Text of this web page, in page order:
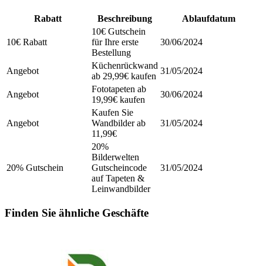
Rabatt Beschreibung Ablaufdatum
10€ Rabatt
10€ Gutschein
für Ihre erste
Bestellung
30/06/2024
Angebot
Küchenrückwand
ab 29,99€ kaufen
31/05/2024
Angebot
Fototapeten ab
19,99€ kaufen
30/06/2024
Angebot
Kaufen Sie
Wandbilder ab
11,99€
31/05/2024
20% Gutschein
20%
Bilderwelten
Gutscheincode
auf Tapeten &
Leinwandbilder
31/05/2024
Finden Sie ähnliche Geschäfte